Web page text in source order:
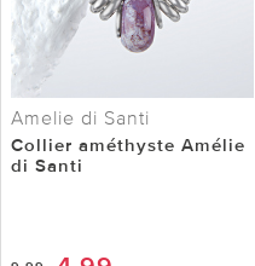
Amelie di Santi
Collier améthyste Amélie
di Santi